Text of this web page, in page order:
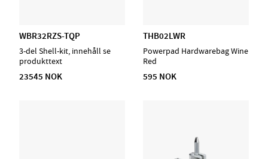
WBR32RZS-TQP
3-del Shell-kit, innehåll se
produkttext
23545 NOK
THB02LWR
Powerpad Hardwarebag Wine
Red
595 NOK